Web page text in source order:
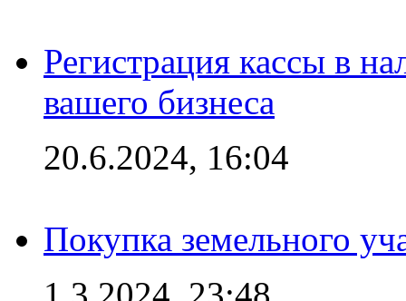
Регистрация кассы в
вашего бизнеса
20.6.2024, 16:04
Покупка земельного